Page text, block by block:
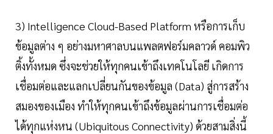
3) Intelligence Cloud-Based Platform หรือการเก็บ
ข้อมูลต่าง ๆ อย่างมหาศาลบนแพลตฟอร์มคลาวด์ คอมพิว
ติ้งทั้งหมด ซึ่งจะช่วยให้ทุกคนเข้าถึงเทคโนโลยี เกิดการ
เชื่อมต่อและแลกเปลี่ยนกันของข้อมูล (Data) สู่การสร้าง
สมองของเมือง ทำให้ทุกคนเข้าถึงข้อมูลผ่านการเชื่อมต่อ
ได้ทุกแห่งหน (Ubiquitous Connectivity) ด้วยสามสิ่งนี้